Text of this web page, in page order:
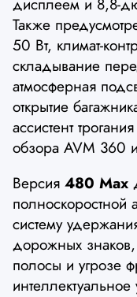
Также
50 Вт, климат-
складывание
атмосферная
открытие
ассистент
обзора AVM 360
Версия 480 Max
полноскоростной
систему
дорожных
полосы и угрозе